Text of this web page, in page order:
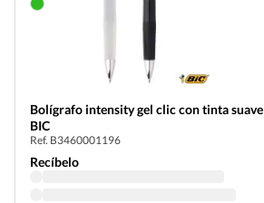
Bolígrafo intensity gel clic con tinta suave
BIC
Ref. B3460001196
Recíbelo